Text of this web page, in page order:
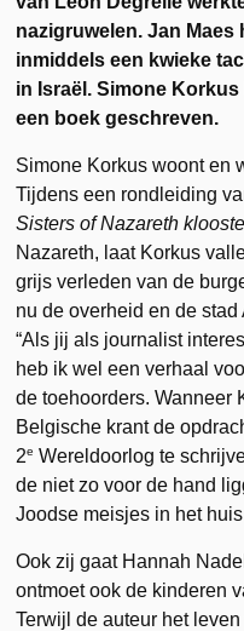
nazigruwelen. Jan Maes
inmiddels een kwieke
in Israël. Simone
een boek geschreven.
Simone Korkus woont en
Tijdens een rondleiding
Sisters of Nazareth
Nazareth, laat Korkus
grijs verleden van de
nu de overheid en de
“Als jij als journalist
heb ik wel een verhaal
de toehoorders. Wanneer
Belgische krant de
2e Wereldoorlog te
de niet zo voor de hand
Joodse meisjes in het
Ook zij gaat Hannah
ontmoet ook de kinderen
Terwijl de auteur het